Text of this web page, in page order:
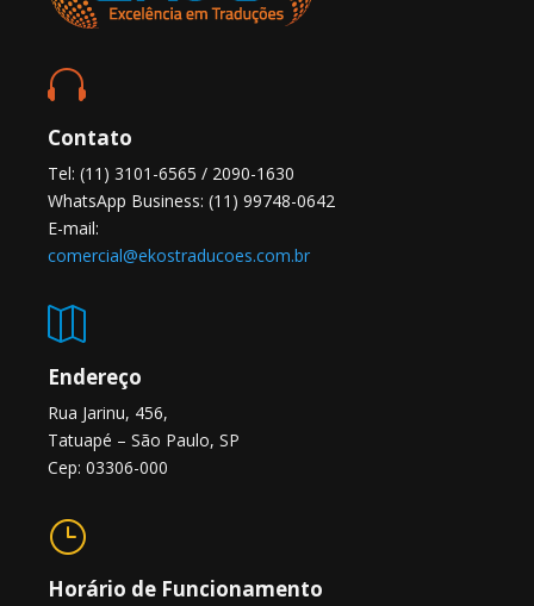

Contato
Tel: (11) 3101-6565 / 2090-1630
WhatsApp Business: (11) 99748-0642
E-mail:
comercial@ekostraducoes.com.br

Endereço
Rua Jarinu, 456,
Tatuapé – São Paulo, SP
Cep: 03306-000
}
Horário de Funcionamento